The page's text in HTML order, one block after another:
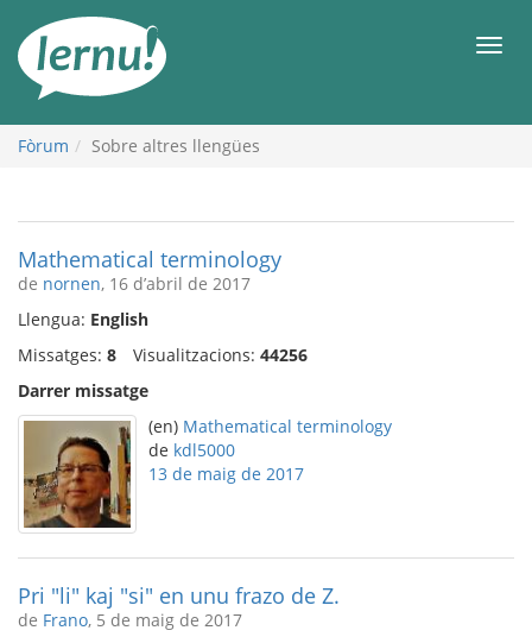
contingut
Fòrum Sobre altres llengües
Mathematical terminology
de nornen, 16 d’abril de 2017
Llengua: English
Missatges: 8 Visualitzacions: 44256
Darrer missatge
(en) Mathematical terminology
de kdl5000
13 de maig de 2017
Pri "li" kaj "si" en unu frazo de Z.
de Frano, 5 de maig de 2017